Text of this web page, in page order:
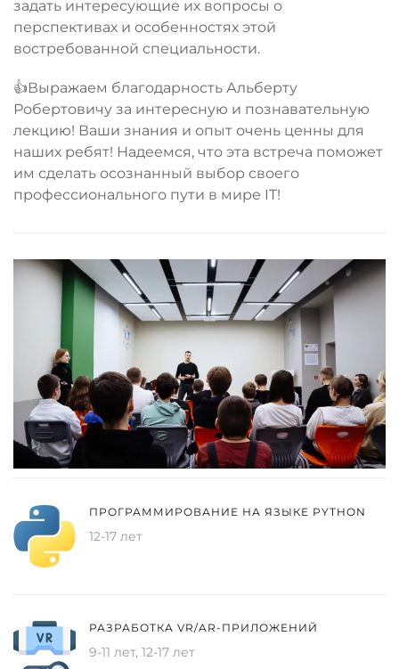
задать интересующие их вопросы о
перспективах и особенностях этой
востребованной специальности.
👍Выражаем благодарность Альберту
Робертовичу за интересную и познавательную
лекцию! Ваши знания и опыт очень ценны для
наших ребят! Надеемся, что эта встреча поможет
им сделать осознанный выбор своего
профессионального пути в мире IT!
ПРОГРАММИРОВАНИЕ НА ЯЗЫКЕ PYTHON
12-17 лет
РАЗРАБОТКА VR/AR-ПРИЛОЖЕНИЙ
9-11 лет, 12-17 лет